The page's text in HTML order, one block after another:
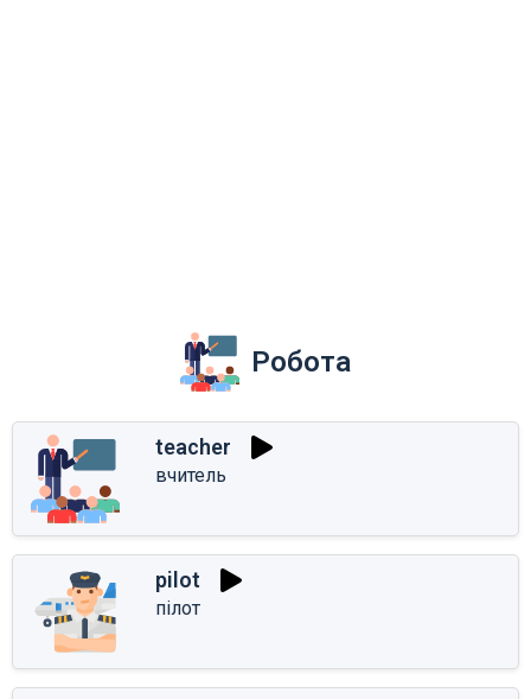
Робота
teacher
вчитель
pilot
пілот